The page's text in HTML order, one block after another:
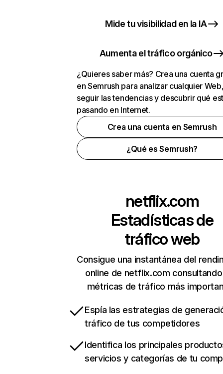
Mide tu visibilidad en la IA
Aumenta el tráfico orgánico
¿Quieres saber más? Crea una cuenta
en Semrush para analizar cualquier
seguir las tendencias y descubrir qué
pasando en Internet.
Crea una cuenta en Semrush
¿Qué es Semrush?
netflix.com
Estadísticas de
tráfico web
Consigue una instantánea del
online de netflix.com
métricas de tráfico más
Espía las estrategias de
tráfico de tus competidores
Identifica los principales
servicios y categorías de tu